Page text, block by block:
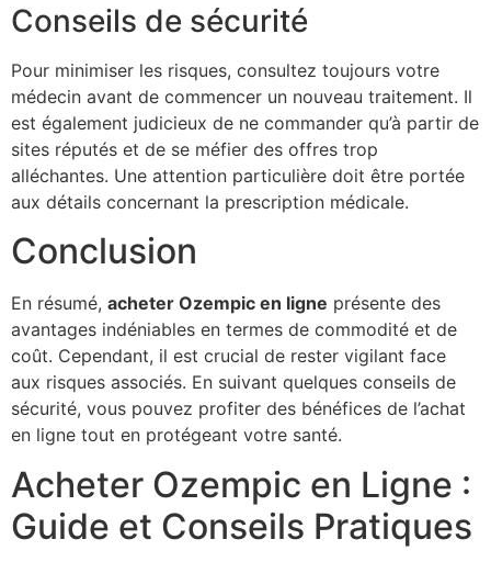
Conseils de sécurité
Pour minimiser les risques, consultez toujours votre
médecin avant de commencer un nouveau traitement. Il
est également judicieux de ne commander qu’à partir de
sites réputés et de se méfier des offres trop
alléchantes. Une attention particulière doit être portée
aux détails concernant la prescription médicale.
Conclusion
En résumé, acheter Ozempic en ligne présente des
avantages indéniables en termes de commodité et de
coût. Cependant, il est crucial de rester vigilant face
aux risques associés. En suivant quelques conseils de
sécurité, vous pouvez profiter des bénéfices de l’achat
en ligne tout en protégeant votre santé.
Acheter Ozempic en Ligne :
Guide et Conseils Pratiques